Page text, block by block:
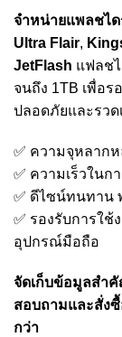
จำหน่ายแพลชได
Ultra Flair,
JetFlash แฟลช
จนถึง 1TB เพื่อ
ปลอดภัยและรว
✅ ความจุหลาก
✅ ความเร็วในก
✅ ดีไซน์ทนทาน
✅ รองรับการใ
อุปกรณ์มือถือ
จัดเก็บข้อมูลสำ
สอบถามและสั่ง
กว่า